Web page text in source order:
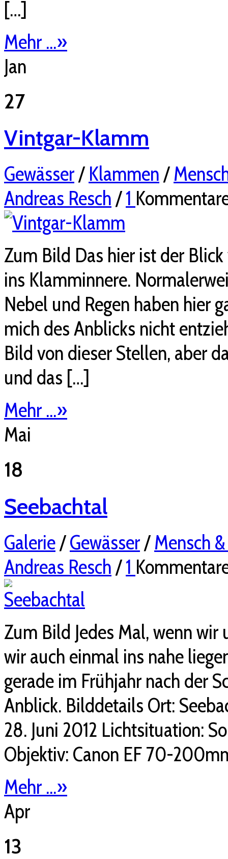
[…]
Mehr ...»
Jan
27
Vintgar-Klamm
Gewässer/Klammen/
Andreas Resch/1
Zum Bild Das hier ist der
ins Klamminnere.
Nebel und Regen haben hier
mich des Anblicks nicht
Bild von dieser Stellen, aber
und das […]
Mehr ...»
Mai
18
Seebachtal
Galerie/Gewässer/Mensch
Andreas Resch /1
Zum Bild Jedes Mal, wenn
wir auch einmal ins nahe
gerade im Frühjahr nach der
Anblick. Bilddetails Ort:
28. Juni 2012 Lichtsituation:
Objektiv: Canon EF 70-
Mehr ...»
Apr
13